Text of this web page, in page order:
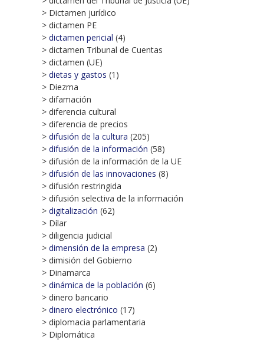
> Dictamen jurídico
> dictamen PE
> dictamen pericial (4)
> dictamen Tribunal de Cuentas
> dictamen (UE)
> dietas y gastos (1)
> Diezma
> difamación
> diferencia cultural
> diferencia de precios
> difusión de la cultura (205)
> difusión de la información (58)
> difusión de la información de la UE
> difusión de las innovaciones (8)
> difusión restringida
> difusión selectiva de la información
> digitalización (62)
> Dílar
> diligencia judicial
> dimensión de la empresa (2)
> dimisión del Gobierno
> Dinamarca
> dinámica de la población (6)
> dinero bancario
> dinero electrónico (17)
> diplomacia parlamentaria
> Diplomática